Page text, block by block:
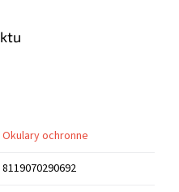
Okulary ochronne
8119070290692